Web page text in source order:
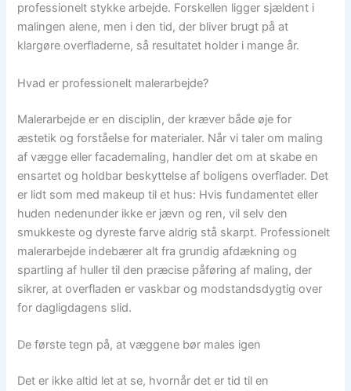
professionelt stykke arbejde. Forskellen ligger sjældent i
malingen alene, men i den tid, der bliver brugt på at
klargøre overfladerne, så resultatet holder i mange år.
Hvad er professionelt malerarbejde?
Malerarbejde er en disciplin, der kræver både øje for
æstetik og forståelse for materialer. Når vi taler om maling
af vægge eller facademaling, handler det om at skabe en
ensartet og holdbar beskyttelse af boligens overflader. Det
er lidt som med makeup til et hus: Hvis fundamentet eller
huden nedenunder ikke er jævn og ren, vil selv den
smukkeste og dyreste farve aldrig stå skarpt. Professionelt
malerarbejde indebærer alt fra grundig afdækning og
spartling af huller til den præcise påføring af maling, der
sikrer, at overfladen er vaskbar og modstandsdygtig over
for dagligdagens slid.
De første tegn på, at væggene bør males igen
Det er ikke altid let at se, hvornår det er tid til en